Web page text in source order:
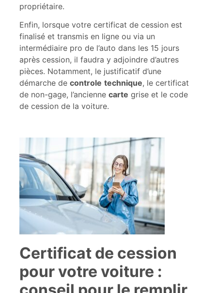
propriétaire.
Enfin, lorsque votre certificat de cession est
finalisé et transmis en ligne ou via un
intermédiaire pro de l’auto dans les 15 jours
après cession, il faudra y adjoindre d’autres
pièces. Notamment, le justificatif d’une
démarche de controle technique, le certificat
de non-gage, l’ancienne carte grise et le code
de cession de la voiture.
Certificat de cession
pour votre voiture :